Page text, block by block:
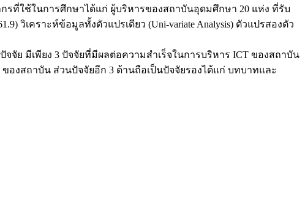
ที่ใช้ในการศึกษาได้แก่ ผู้บริหารของสถาบันอุดมศึกษา 20 แห่ง ที่รับ
วิเคราะห์ข้อมูลทั้งตัวแปรเดียว (Uni-variate Analysis) ตัวแปรสองตัว
จัย มีเพียง 3 ปัจจัยที่มีผลต่อความสำเร็จในการบริหาร ICT ของสถาบัน
องสถาบัน ส่วนปัจจัยอีก 3 ด้านถือเป็นปัจจัยรองได้แก่ บทบาทและ